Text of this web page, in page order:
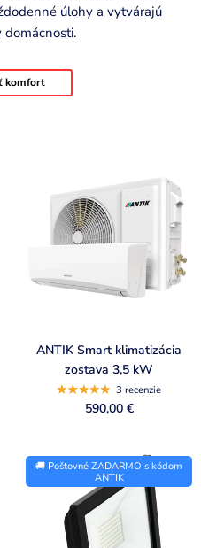
úlohy a vytvárajú
domácnosti.
komfort
ANTIK Smart klimatizácia
zostava 3,5 kW
3 recenzie
590,00 €
🚚 Poštovné ZADARMO s kódom
ANTIK